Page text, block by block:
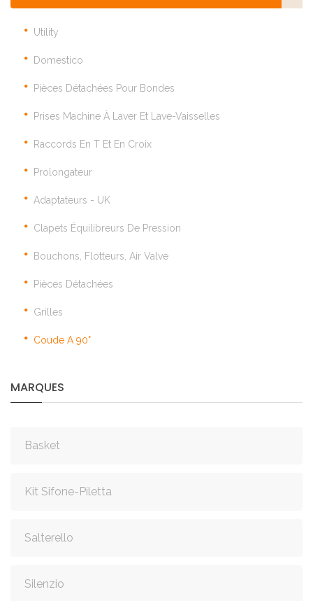
Utility
Domestico
Pièces Détachées Pour Bondes
Prises Machine À Laver Et Lave-Vaisselles
Raccords En T Et En Croix
Prolongateur
Adaptateurs - UK
Clapets Équilibreurs De Pression
Bouchons, Flotteurs, Air Valve
Pièces Détachées
Grilles
Coude A 90°
MARQUES
Basket
Kit Sifone-Piletta
Salterello
Silenzio